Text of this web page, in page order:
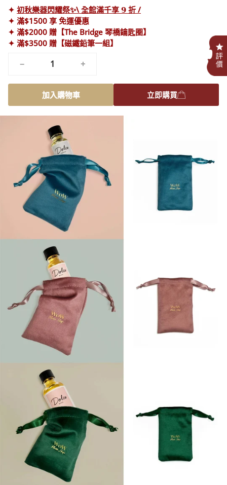
✦ 初秋樂器閃耀祭✨\ 全館滿千享 𝟵 折 /
✦ 滿$1500 享 免運優惠
✦ 滿$2000 贈【The Bridge 琴橋鑰匙圈】
✦ 滿$3500 贈【磁鐵鉛筆一組】
− +
加入購物車 立即購買